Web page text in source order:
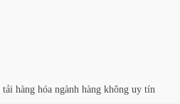
hàng hóa ngành hàng không uy tín